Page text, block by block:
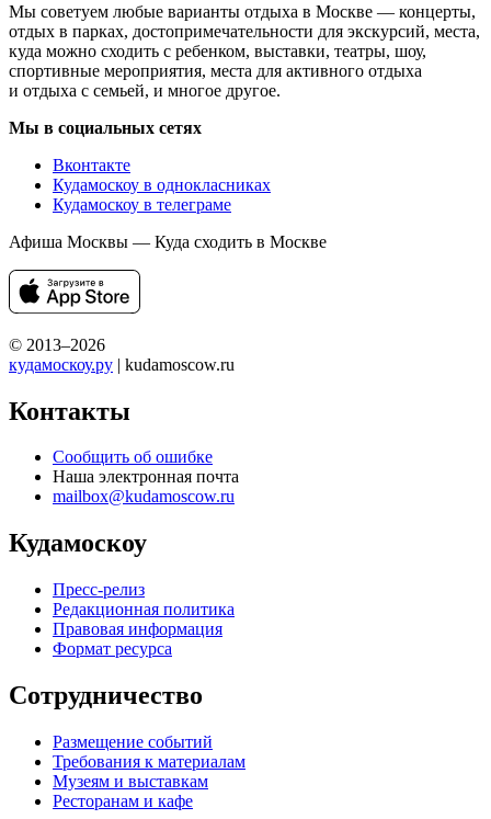
Мы советуем любые варианты отдыха в Москве — концерты,
отдых в парках, достопримечательности для экскурсий, места,
куда можно сходить с ребенком, выставки, театры, шоу,
спортивные мероприятия, места для активного отдыха
и отдыха с семьей, и многое другое.
Мы в социальных сетях
Вконтакте
Кудамоскоу в однокласниках
Кудамоскоу в телеграме
Афиша Москвы — Куда сходить в Москве
© 2013–2026
кудамоскоу.ру | kudamoscow.ru
Контакты
Сообщить об ошибке
Наша электронная почта
mailbox@kudamoscow.ru
Кудамоскоу
Пресс-релиз
Редакционная политика
Правовая информация
Формат ресурса
Сотрудничество
Размещение событий
Требования к материалам
Музеям и выставкам
Ресторанам и кафе